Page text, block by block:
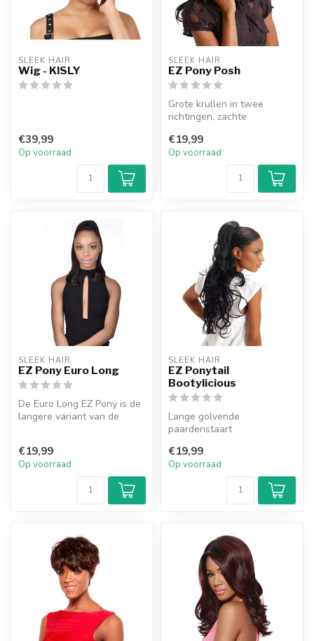
SLEEK HAIR
Wig - KISLY
€39,99
Op voorraad
SLEEK HAIR
EZ Pony Posh
Grote krullen in twee
richtingen, zachte
LENGTE: 30”
GEWICHT: 130 g
€19,99
Op voorraad
SLEEK HAIR
EZ Pony Euro Long
De Euro Long EZ Pony is de
langere variant van de
€19,99
Op voorraad
SLEEK HAIR
EZ Ponytail
Bootylicious
Lange golvende
paardenstaart
Gemaakt van 100% premie
synthetisch h...
€19,99
Op voorraad